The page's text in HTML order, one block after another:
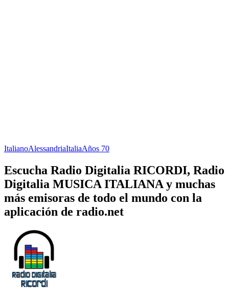
ItalianoAlessandriaItaliaAños 70
Escucha Radio Digitalia RICORDI, Radio
Digitalia MUSICA ITALIANA y muchas
más emisoras de todo el mundo con la
aplicación de radio.net